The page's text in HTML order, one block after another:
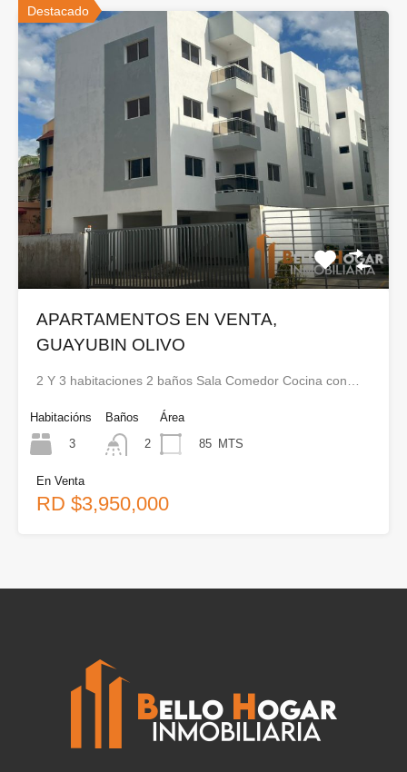
Destacado
APARTAMENTOS EN VENTA,
GUAYUBIN OLIVO
2 Y 3 habitaciones 2 baños Sala Comedor Cocina con…
Habitacións
3
Baños
2
Área
85 MTS
En Venta
RD $3,950,000